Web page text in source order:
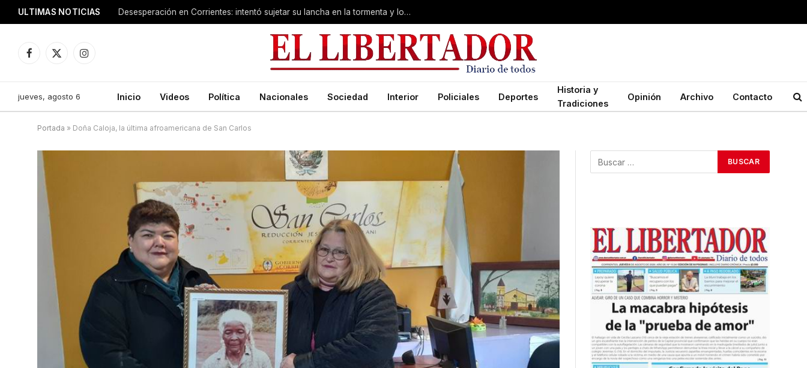
ULTIMAS NOTICIAS Desesperación en Corrientes: intentó sujetar su lancha en la tormenta y lo arrastró el río
Facebook
X
Instagram
jueves, agosto 6 Inicio Videos Política Nacionales Sociedad Interior Policiales Deportes
Historia y
Tradiciones
Opinión Archivo Contacto
Portada » Doña Caloja, la última afroamericana de San Carlos